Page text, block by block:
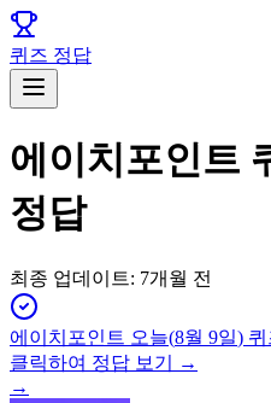
퀴즈 정답
에이치포인트
정답
최종 업데이트: 7개월 전
에이치포인트 오늘(8월 9일) 퀴
클릭하여 정답 보기 →
→